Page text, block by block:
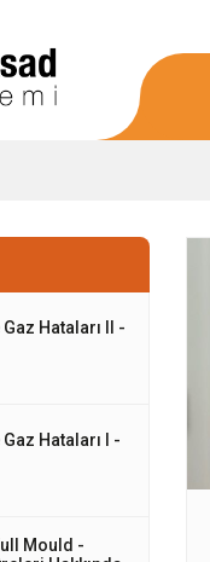
Hataları II -
Hataları I -
Mould -